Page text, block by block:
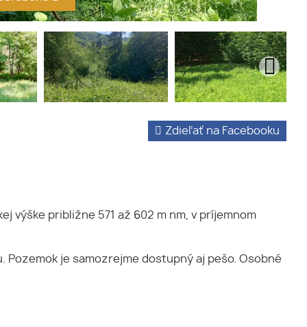
Zdieľať na Facebooku
výške približne 571 až 602 m nm, v príjemnom
je samozrejme dostupný aj pešo. Osobné